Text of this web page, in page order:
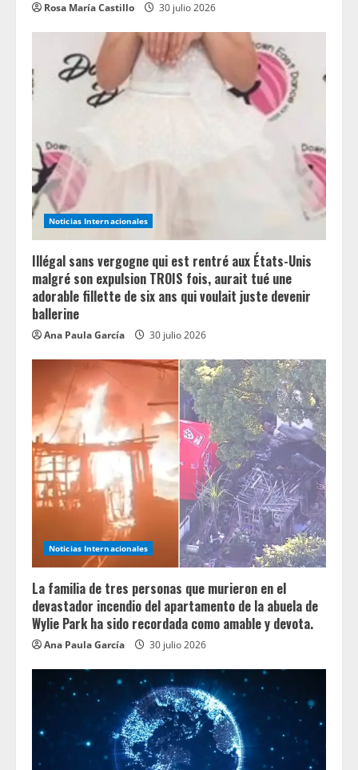
Rosa María Castillo 30 julio 2026
Noticias Internacionales
Illégal sans vergogne qui est rentré aux États-Unis
malgré son expulsion TROIS fois, aurait tué une
adorable fillette de six ans qui voulait juste devenir
ballerine
Ana Paula García 30 julio 2026
Noticias Internacionales
La familia de tres personas que murieron en el
devastador incendio del apartamento de la abuela de
Wylie Park ha sido recordada como amable y devota.
Ana Paula García 30 julio 2026